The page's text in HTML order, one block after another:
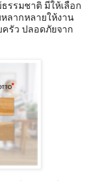
รรมชาติ มีให้เลือก
ลากหลายให้งาน
รัว ปลอดภัยจาก